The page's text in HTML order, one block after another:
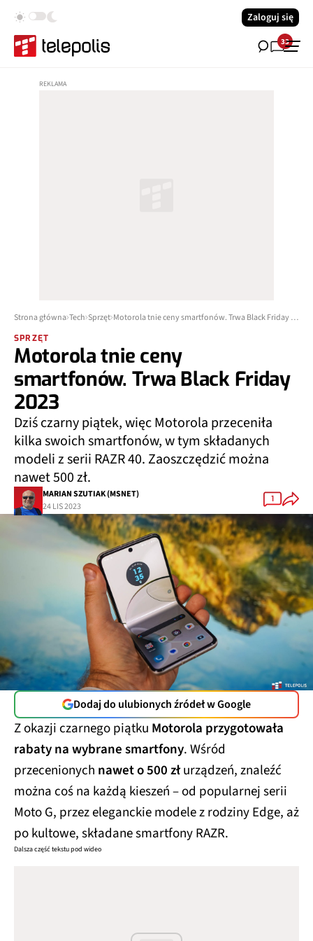
Zaloguj się
33
Strona główna Tech Sprzęt Motorola tnie ceny smartfonów. Trwa Black Friday 2023
SPRZĘT
Motorola tnie ceny
smartfonów. Trwa Black Friday
2023
Dziś czarny piątek, więc Motorola przeceniła
kilka swoich smartfonów, w tym składanych
modeli z serii RAZR 40. Zaoszczędzić można
nawet 500 zł.
MARIAN SZUTIAK (MSNET)
24 LIS 2023
1
Dodaj do ulubionych źródeł w Google
Z okazji czarnego piątku Motorola przygotowała
rabaty na wybrane smartfony. Wśród
przecenionych nawet o 500 złurządzeń, znaleźć
można coś na każdą kieszeń – od popularnej serii
Moto G, przez eleganckie modele z rodziny Edge, aż
po kultowe, składane smartfony RAZR.
Dalsza część tekstu pod wideo